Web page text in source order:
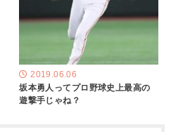
2019.06.06
坂本勇人ってプロ野球史上最高の
遊撃手じゃね？